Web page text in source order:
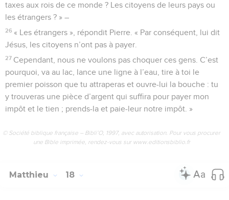
taxes aux rois de ce monde ? Les citoyens de leurs pays ou
les étrangers ? » –
26 « Les étrangers », répondit Pierre. « Par conséquent, lui dit
Jésus, les citoyens n’ont pas à payer.
27 Cependant, nous ne voulons pas choquer ces gens. C’est
pourquoi, va au lac, lance une ligne à l’eau, tire à toi le
premier poisson que tu attraperas et ouvre-lui la bouche : tu
y trouveras une pièce d’argent qui suffira pour payer mon
impôt et le tien ; prends-la et paie-leur notre impôt. »
© Société biblique française – Bibli’O, 1997, avec autorisation. Pour vous procurer
une Bible imprimée, rendez-vous sur www.editionsbiblio.fr
Matthieu 18